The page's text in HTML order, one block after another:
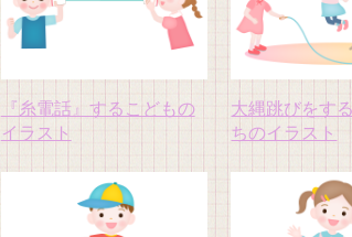
『糸電話』するこどもの
イラスト
大縄跳びをす
ちのイラスト